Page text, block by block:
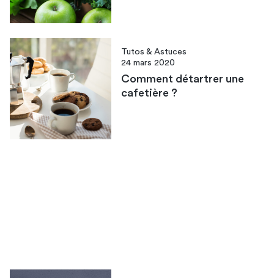
Tutos & Astuces
24 mars 2020
Comment détartrer une
cafetière ?